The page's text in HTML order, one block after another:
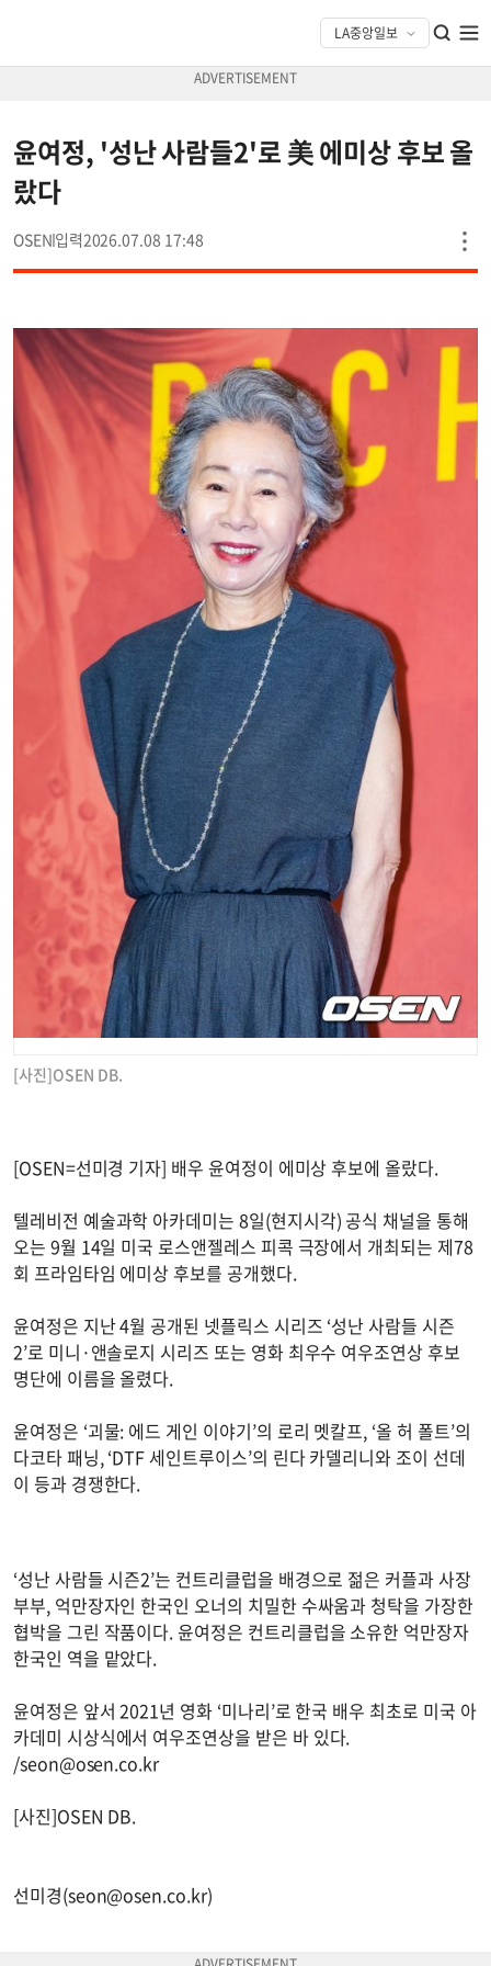
윤여정, '성난 사람들2'로 美 에미상 후보 올
랐다
OSEN 2026.07.08 17:48
[사진]OSEN DB.
[OSEN=선미경 기자] 배우 윤여정이 에미상 후보에 올랐다.
텔레비전 예술과학 아카데미는 8일(현지시각) 공식 채널을 통해
오는 9월 14일 미국 로스앤젤레스 피콕 극장에서 개최되는 제78
회 프라임타임 에미상 후보를 공개했다.
윤여정은 지난 4월 공개된 넷플릭스 시리즈 ‘성난 사람들 시즌
2’로 미니·앤솔로지 시리즈 또는 영화 최우수 여우조연상 후보
명단에 이름을 올렸다.
윤여정은 ‘괴물: 에드 게인 이야기’의 로리 멧칼프, ‘올 허 폴트’의
다코타 패닝, ‘DTF 세인트루이스’의 린다 카델리니와 조이 선데
이 등과 경쟁한다.
‘성난 사람들 시즌2’는 컨트리클럽을 배경으로 젊은 커플과 사장
부부, 억만장자인 한국인 오너의 치밀한 수싸움과 청탁을 가장한
협박을 그린 작품이다. 윤여정은 컨트리클럽을 소유한 억만장자
한국인 역을 맡았다.
윤여정은 앞서 2021년 영화 ‘미나리’로 한국 배우 최초로 미국 아
카데미 시상식에서 여우조연상을 받은 바 있다.
/seon@osen.co.kr
[사진]OSEN DB.
선미경(seon@osen.co.kr)